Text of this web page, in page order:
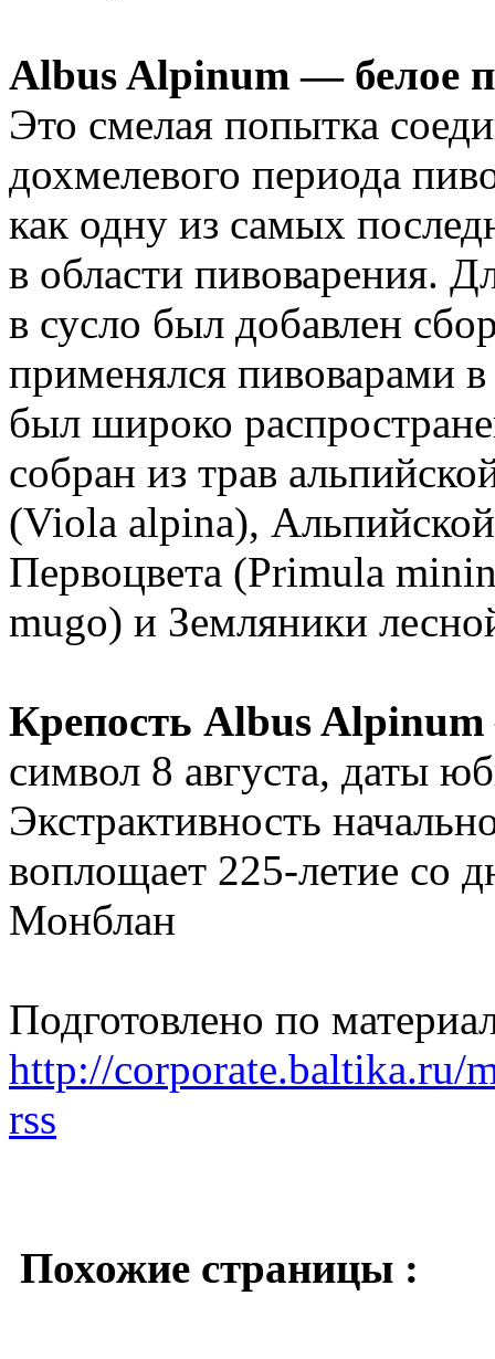
Albus Alpinum — белое
Это смелая попытка
дохмелевого периода
как одну из самых
в области пивоварения.
в сусло был добавлен
применялся пивоварами
был широко
собран из трав
(Viola alpina),
Первоцвета (Primula
mugo) и Земляники
Крепость Albus Alpinum
символ 8 августа, даты
Экстрактивность
воплощает 225-летие со
Монблан
Подготовлено по
http://corporate.baltika.ru/
rss
Похожие страницы :